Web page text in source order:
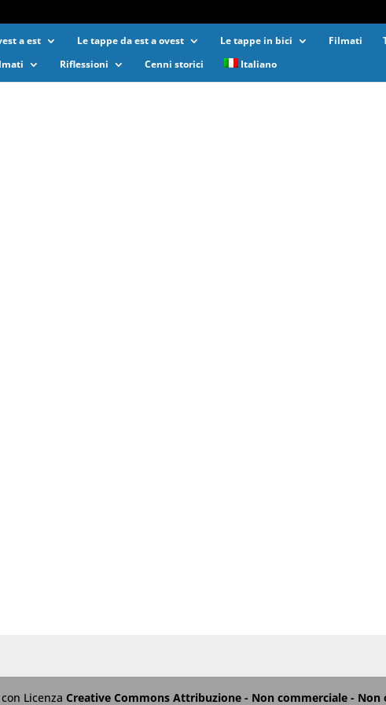
a est Le tappe da est a ovest Le tappe in bici Filmati
Riflessioni Cenni storici Italiano
Licenza Creative Commons Attribuzione - Non commerciale -